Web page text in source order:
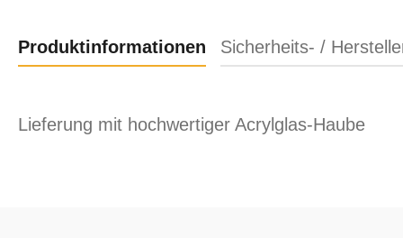
Produktinformationen Sicherheits- /
Lieferung mit hochwertiger Acrylglas-Haube